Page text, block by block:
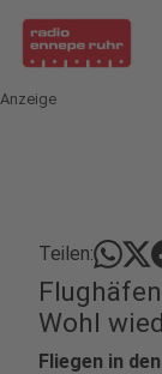
Anzeige
Teilen:
Wohl
Fliegen in